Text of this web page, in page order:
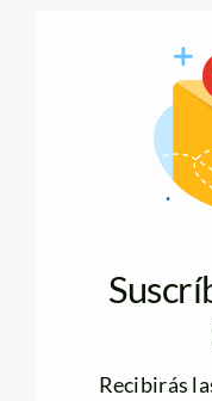
Recibirás